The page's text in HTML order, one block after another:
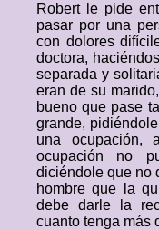
Robert le pide
pasar por una
con dolores
doctora,
separada y
eran de su
bueno que pase
grande,
una ocupación,
ocupación no
diciéndole que no
hombre que la
debe darle la
cuanto tenga más